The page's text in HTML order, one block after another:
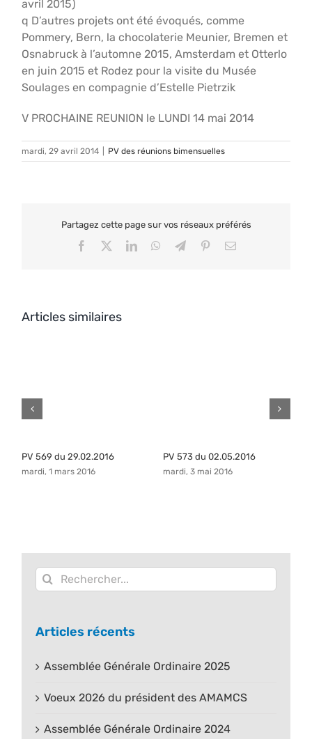
avril 2015)
q D’autres projets ont été évoqués, comme
Pommery, Bern, la chocolaterie Meunier, Bremen et
Osnabruck à l’automne 2015, Amsterdam et Otterlo
en juin 2015 et Rodez pour la visite du Musée
Soulages en compagnie d’Estelle Pietrzik
V PROCHAINE REUNION le LUNDI 14 mai 2014
mardi, 29 avril 2014 PV des réunions bimensuelles
Partagez cette page sur vos réseaux préférés
Facebook LinkedInWhatsApp
TelegramPinterestEmail
Articles similaires
PV 569 du 29.02.2016
mardi, 1 mars 2016
PV 573 du 02.05.2016
mardi, 3 mai 2016
Rechercher:
Articles récents
Assemblée Générale Ordinaire 2025
Voeux 2026 du président des AMAMCS
Assemblée Générale Ordinaire 2024